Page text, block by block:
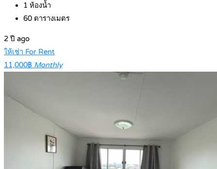
1 ห้องน้ำ
60 ตารางเมตร
2 ปี ago
ให้เช่า For Rent
11,000฿ Monthly